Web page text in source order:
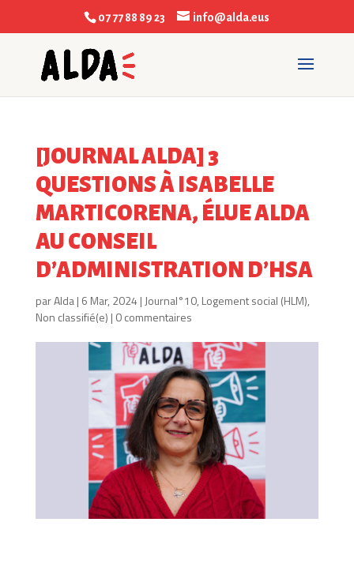
07 77 88 89 23 info@alda.eus
[JOURNAL ALDA] 3
QUESTIONS À ISABELLE
MARTICORENA, ÉLUE ALDA
AU CONSEIL
D’ADMINISTRATION D’HSA
parAlda| 6 Mar, 2024 | Journal°10, Logement social (HLM),
Non classifié(e) | 0 commentaires